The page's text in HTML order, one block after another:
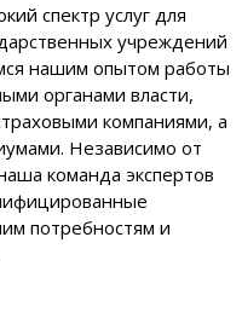
спектр услуг для
учреждений
нашим опытом работы
органами власти,
компаниями, а
Независимо от
команда экспертов
потребностям и